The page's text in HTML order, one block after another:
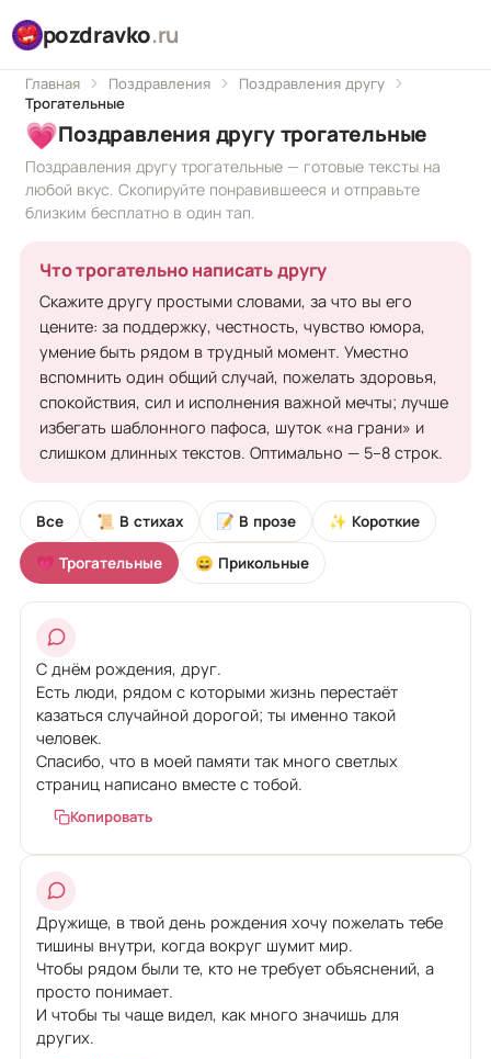
pozdravko.ru
Главная Поздравления
Поздравления другу
Трогательные
💗Поздравления другу трогательные
Поздравления другу трогательные — готовые тексты на
любой вкус. Скопируйте понравившееся и отправьте
близким бесплатно в один тап.
Что трогательно написать другу
Скажите другу простыми словами, за что вы его
цените: за поддержку, честность, чувство юмора,
умение быть рядом в трудный момент. Уместно
вспомнить один общий случай, пожелать здоровья,
спокойствия, сил и исполнения важной мечты; лучше
избегать шаблонного пафоса, шуток «на грани» и
слишком длинных текстов. Оптимально — 5–8 строк.
Все 📜 В стихах 📝 В прозе ✨ Короткие
💗 Трогательные 😄 Прикольные
С днём рождения, друг.
Есть люди, рядом с которыми жизнь перестаёт
казаться случайной дорогой; ты именно такой
человек.
Спасибо, что в моей памяти так много светлых
страниц написано вместе с тобой.
Копировать
Дружище, в твой день рождения хочу пожелать тебе
тишины внутри, когда вокруг шумит мир.
Чтобы рядом были те, кто не требует объяснений, а
просто понимает.
И чтобы ты чаще видел, как много значишь для
других.